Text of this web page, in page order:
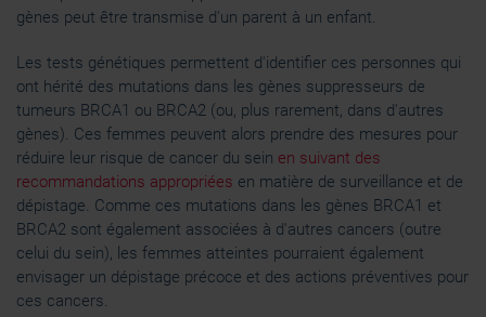
gènes peut être transmise d'un parent à un enfant.
Les tests génétiques permettent d'identifier ces personnes qui
ont hérité des mutations dans les gènes suppresseurs de
tumeurs BRCA1 ou BRCA2 (ou, plus rarement, dans d'autres
gènes). Ces femmes peuvent alors prendre des mesures pour
réduire leur risque de cancer du sein en suivant des
recommandations appropriées en matière de surveillance et de
dépistage. Comme ces mutations dans les gènes BRCA1 et
BRCA2 sont également associées à d'autres cancers (outre
celui du sein), les femmes atteintes pourraient également
envisager un dépistage précoce et des actions préventives pour
ces cancers.